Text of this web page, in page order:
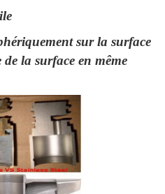
sur la surface
la surface en même